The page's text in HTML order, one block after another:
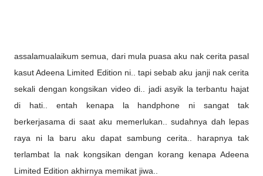
assalamualaikum semua, dari mula puasa aku nak cerita pasal
kasut Adeena Limited Edition ni.. tapi sebab aku janji nak cerita
sekali dengan kongsikan video di.. jadi asyik la terbantu hajat
di hati.. entah kenapa la handphone ni sangat tak
berkerjasama di saat aku memerlukan.. sudahnya dah lepas
raya ni la baru aku dapat sambung cerita.. harapnya tak
terlambat la nak kongsikan dengan korang kenapa Adeena
Limited Edition akhirnya memikat jiwa..